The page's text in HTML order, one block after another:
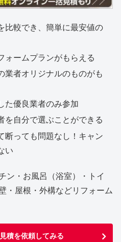
比較でき、簡単に最安値の
ォームプランがもらえる
業者オリジナルのものがも
た優良業者のみ参加
を自分で選ぶことができる
断っても問題なし！キャン
い
ン・お風呂（浴室）・トイ
・屋根・外構などリフォーム
積を依頼してみる